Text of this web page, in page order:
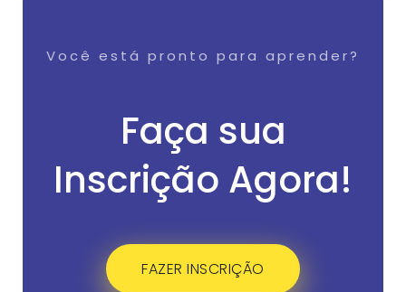
Você está pronto para aprender?
Faça sua
Inscrição Agora!
FAZER INSCRIÇÃO